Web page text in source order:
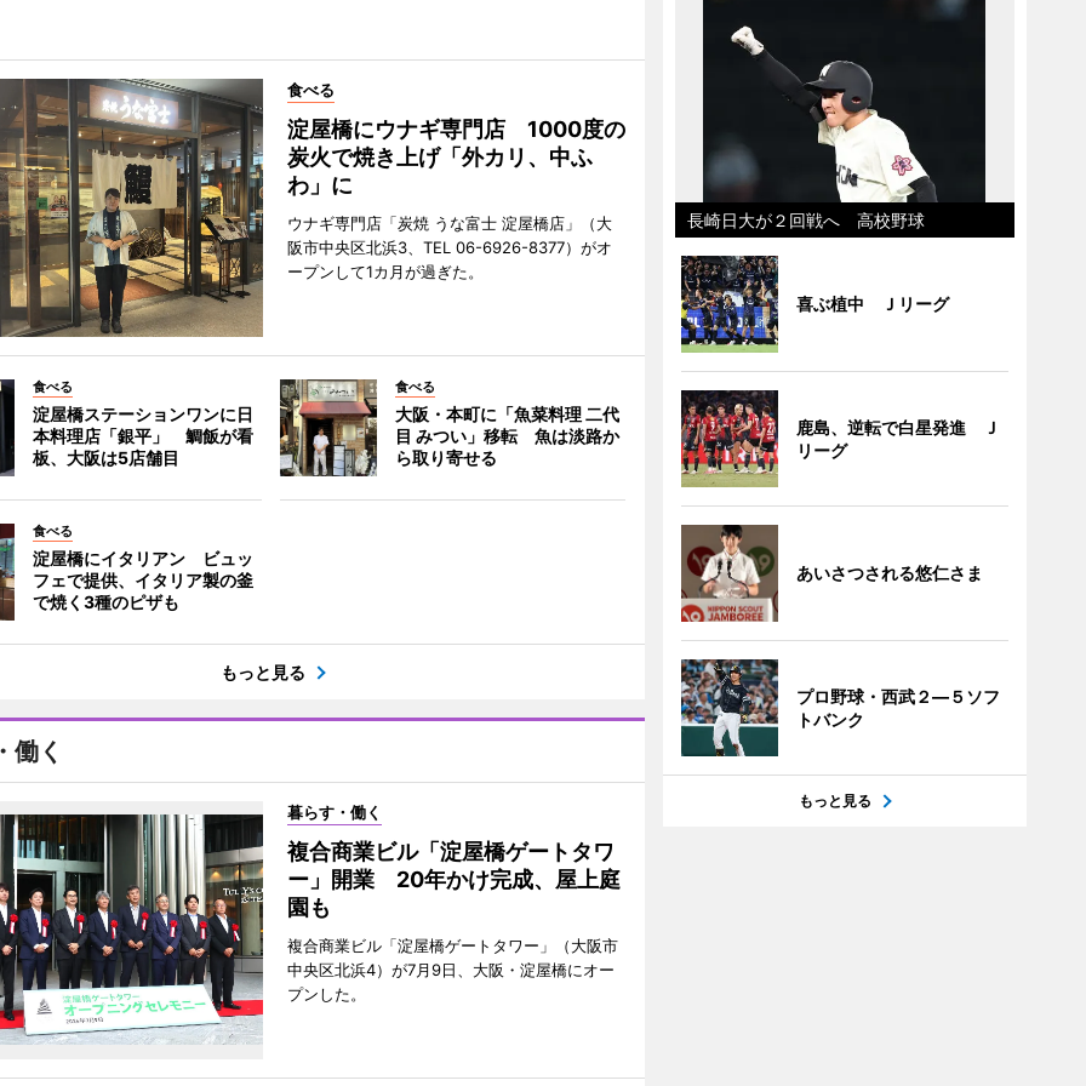
食べる
淀屋橋にウナギ専門店 1000度の
炭火で焼き上げ「外カリ、中ふ
わ」に
ウナギ専門店「炭焼 うな富士 淀屋橋店」（大
阪市中央区北浜3、TEL 06-6926-8377）がオ
ープンして1カ月が過ぎた。
食べる
淀屋橋ステーションワンに日
本料理店「銀平」 鯛飯が看
板、大阪は5店舗目
食べる
大阪・本町に「魚菜料理 二代
目 みつい」移転 魚は淡路か
ら取り寄せる
食べる
淀屋橋にイタリアン ビュッ
フェで提供、イタリア製の釜
で焼く3種のピザも
もっと見る
働く
暮らす・働く
複合商業ビル「淀屋橋ゲートタワ
ー」開業 20年かけ完成、屋上庭
園も
複合商業ビル「淀屋橋ゲートタワー」（大阪市
中央区北浜4）が7月9日、大阪・淀屋橋にオー
プンした。
長崎日大が２回戦へ 高校野球
喜ぶ植中 Ｊリーグ
鹿島、逆転で白星発進 Ｊ
リーグ
あいさつされる悠仁さま
プロ野球・西武２―５ソフ
トバンク
もっと見る